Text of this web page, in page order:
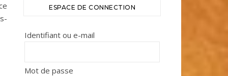
ESPACE DE CONNECTION
Identifiant ou e-mail
Mot de passe